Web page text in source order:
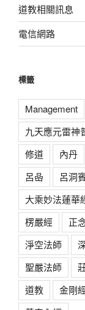
道教相關訊息
電信網路
標籤
Management
九天應元雷神
修道
內丹
呂喦
呂洞
大乘妙法蓮華
楞嚴經
正
淨空法師
聖嚴法師
道教
金剛